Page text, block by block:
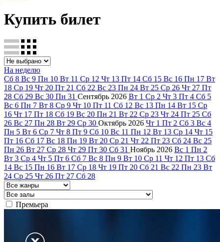
Купить билет
На неделю
Сб 8 Вс 9 Пн 10 Вт 11 Ср 12 Чт 13 Пт 14 Сб 15 Вс 16 Пн 17 Вт
18 Ср 19 Чт 20 Пт 21 Сб 22 Вс 23 Пн 24 Вт 25 Ср 26 Чт 27 Пт
28 Сб 29 Вс 30 Пн 31 Сентябрь 2026 Вт 1 Ср 2 Чт 3 Пт 4 Сб 5
Вс 6 Пн 7 Вт 8 Ср 9 Чт 10 Пт 11 Сб 12 Вс 13 Пн 14 Вт 15 Ср
16 Чт 17 Пт 18 Сб 19 Вс 20 Пн 21 Вт 22 Ср 23 Чт 24 Пт 25 Сб
26 Вс 27 Пн 28 Вт 29 Ср 30 Октябрь 2026 Чт 1 Пт 2 Сб 3 Вс 4
Пн 5 Вт 6 Ср 7 Чт 8 Пт 9 Сб 10 Вс 11 Пн 12 Вт 13 Ср 14 Чт 15
Пт 16 Сб 17 Вс 18 Пн 19 Вт 20 Ср 21 Чт 22 Пт 23 Сб 24 Вс 25
Пн 26 Вт 27 Ср 28 Чт 29 Пт 30 Сб 31 Ноябрь 2026 Вс 1 Пн 2
Вт 3 Ср 4 Чт 5 Пт 6 Сб 7 Вс 8 Пн 9 Вт 10 Ср 11 Чт 12 Пт 13 Сб
14 Вс 15 Пн 16 Вт 17 Ср 18 Чт 19 Пт 20 Сб 21 Вс 22 Пн 23 Вт
24 Ср 25 Чт 26 Пт 27 Сб 28
Премьера